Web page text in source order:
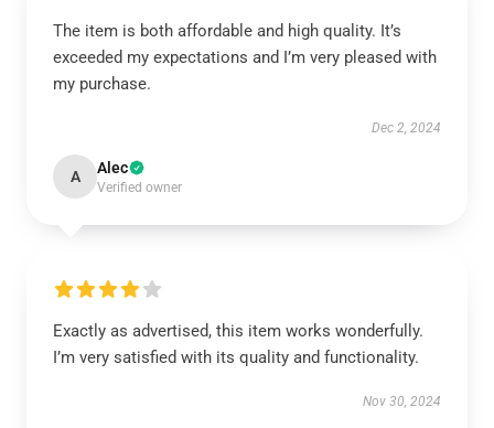
The item is both affordable and high quality. It’s
exceeded my expectations and I’m very pleased with
my purchase.
Dec 2, 2024
A Alec
Verified owner
Exactly as advertised, this item works wonderfully.
I’m very satisfied with its quality and functionality.
Nov 30, 2024